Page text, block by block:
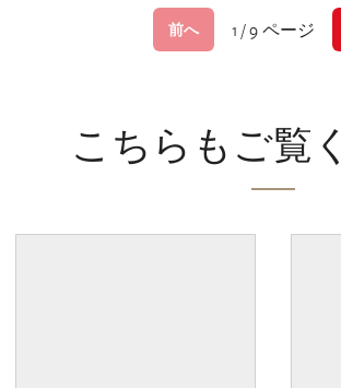
前へ 1 / 9 ページ
こちらもご覧